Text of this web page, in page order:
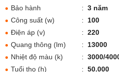
Bảo hành
: 3 năm
Công suất (w)
:
100
Điện áp (v)
: 220
Quang thông (lm)
:
13000
Nhiệt độ màu (k)
: 3000/
Tuổi thọ (h)
: 50.000